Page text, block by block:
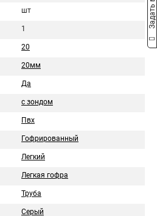
шт
1
20
20мм
Да
с зондом
Пвх
Гофрированный
Легкий
Легкая гофра
Труба
Серый